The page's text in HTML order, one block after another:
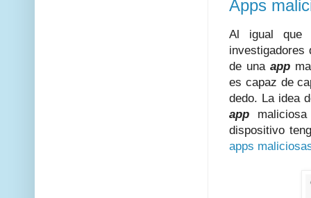
Apps
Al igual
de una app
es capaz de
dedo. La idea
app
dispositivo
apps